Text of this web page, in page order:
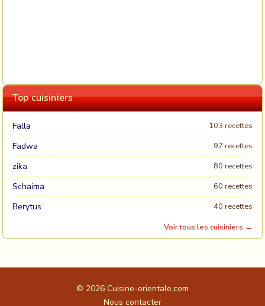
Top cuisiniers
Falla 103 recettes
Fadwa 97 recettes
zika 80 recettes
Schaima 60 recettes
Berytus
40 recettes
Voir tous les cuisiniers →
© 2026 Cuisine-orientale.com
Nous contacter